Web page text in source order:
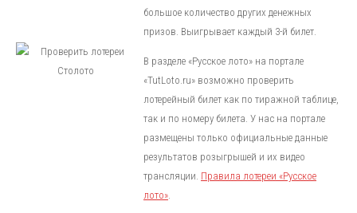
большое количество других денежных
призов. Выигрывает каждый 3-й билет.
В разделе «Русское лото» на портале
«TutLoto.ru» возможно проверить
лотерейный билет как по тиражной таблице,
так и по номеру билета. У нас на портале
размещены только официальные данные
результатов розыгрышей и их видео
трансляции. Правила лотереи «Русское
лото».